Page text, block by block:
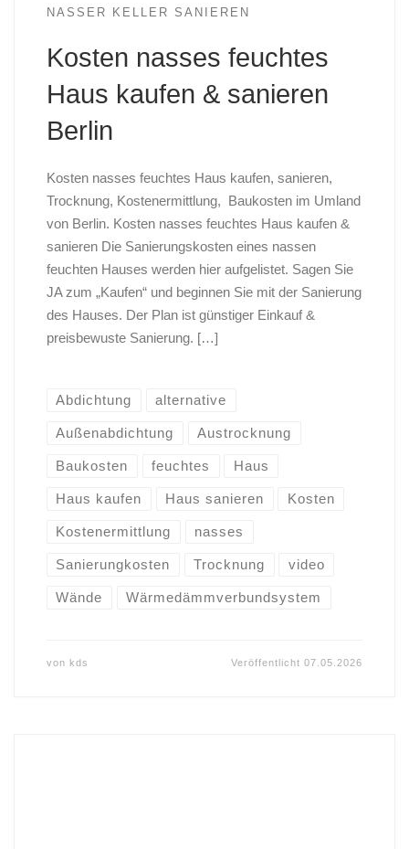
NASSER KELLER SANIEREN
Kosten nasses feuchtes
Haus kaufen & sanieren
Berlin
Kosten nasses feuchtes Haus kaufen, sanieren,
Trocknung, Kostenermittlung, Baukosten im Umland
von Berlin. Kosten nasses feuchtes Haus kaufen &
sanieren Die Sanierungskosten eines nassen
feuchten Hauses werden hier aufgelistet. Sagen Sie
JA zum „Kaufen“ und beginnen Sie mit der Sanierung
des Hauses. Der Plan ist günstiger Einkauf &
preisbewuste Sanierung. […]
Abdichtung alternative
Außenabdichtung Austrocknung
Baukosten feuchtes Haus
Haus kaufen Haus sanieren Kosten
Kostenermittlung nasses
Sanierungkosten Trocknung video
Wände Wärmedämmverbundsystem
von kds Veröffentlicht07.05.2026